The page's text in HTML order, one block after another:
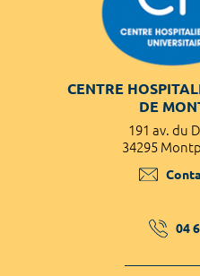
CENTRE
DE
191 av. du
34295
04